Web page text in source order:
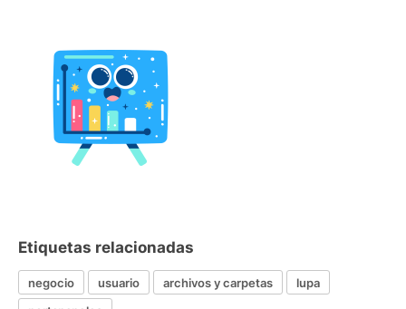
Etiquetas relacionadas
negocio usuario archivos y carpetas
lupa